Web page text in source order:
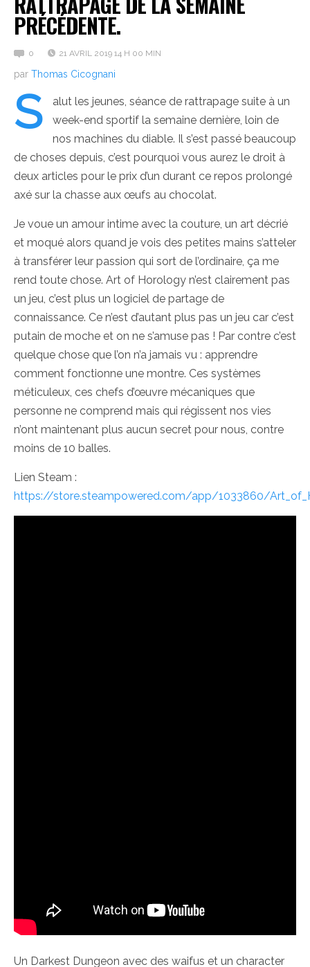
PRÉCÉDENTE.
0 21 AVRIL 2019 14 H 00 MIN
par Thomas Cicognani
S
alut les jeunes, séance de rattrapage suite à un
week-end sportif la semaine dernière, loin de
nos machines du diable. Il s’est passé beaucoup
de choses depuis, c’est pourquoi vous aurez le droit à
deux articles pour le prix d’un durant ce repos prolongé
axé sur la chasse aux œufs au chocolat.
Je voue un amour intime avec la couture, un art décrié
et moqué alors quand je vois des petites mains s’atteler
à transférer leur passion qui sort de l’ordinaire, ça me
rend toute chose. Art of Horology n’est clairement pas
un jeu, c’est plus un logiciel de partage de
connaissance. Ce n’est d’autant plus pas un jeu car c’est
putain de moche et on ne s’amuse pas ! Par contre c’est
quelque chose que l’on n’a jamais vu : apprendre
comment fonctionne une montre. Ces systèmes
méticuleux, ces chefs d’œuvre mécaniques que
personne ne comprend mais qui régissent nos vies
n’ont maintenant plus aucun secret pour nous, contre
moins de 10 balles.
Lien Steam :
https://store.steampowered.com/app/1033860/
Un Darkest Dungeon avec des waifus et un character